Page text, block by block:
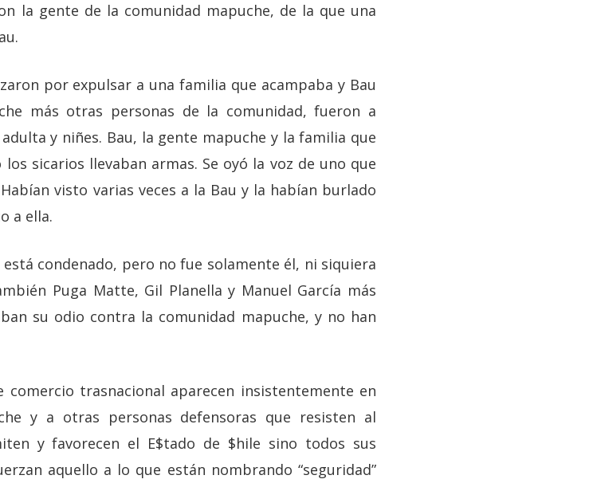
la gente de la comunidad mapuche, de la que una
por expulsar a una familia que acampaba y Bau
más otras personas de la comunidad, fueron a
y niñes. Bau, la gente mapuche y la familia que
sicarios llevaban armas. Se oyó la voz de uno que
Habían visto varias veces a la Bau y la habían burlado
a ella.
condenado, pero no fue solamente él, ni siquiera
Puga Matte, Gil Planella y Manuel García más
su odio contra la comunidad mapuche, y no han
comercio trasnacional aparecen insistentemente en
y a otras personas defensoras que resisten al
y favorecen el E$tado de $hile sino todos sus
aquello a lo que están nombrando “seguridad”